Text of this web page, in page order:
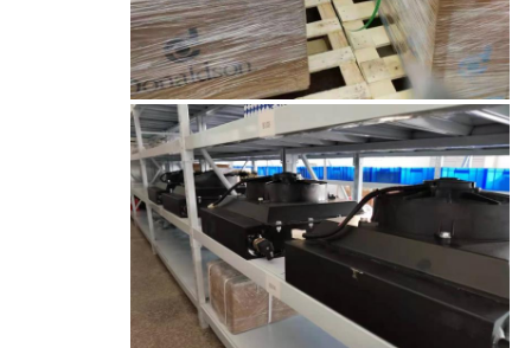
اتصل
بنا
اطلب
اقتباس
خريطة
الموقع